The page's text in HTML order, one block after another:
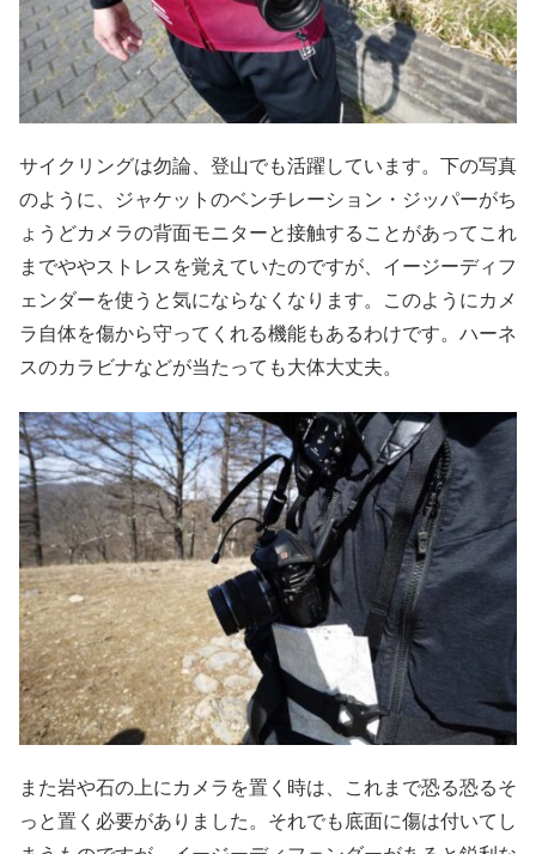
サイクリングは勿論、登山でも活躍しています。下の写真
のように、ジャケットのベンチレーション・ジッパーがち
ょうどカメラの背面モニターと接触することがあってこれ
までややストレスを覚えていたのですが、イージーディフ
ェンダーを使うと気にならなくなります。このようにカメ
ラ自体を傷から守ってくれる機能もあるわけです。ハーネ
スのカラビナなどが当たっても大体大丈夫。
また岩や石の上にカメラを置く時は、これまで恐る恐るそ
っと置く必要がありました。それでも底面に傷は付いてし